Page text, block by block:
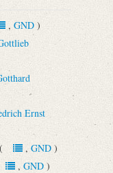
, GND)
Ernst
(, GND)
, GND)